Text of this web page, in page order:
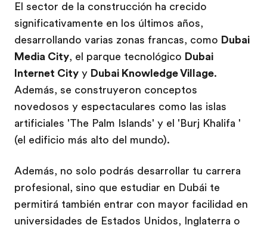
El sector de la construcción ha crecido
significativamente en los últimos años,
desarrollando varias zonas francas, como Dubai
Media City, el parque tecnológico Dubai
Internet City y Dubai Knowledge Village.
Además, se construyeron conceptos
novedosos y espectaculares como las islas
artificiales 'The Palm Islands' y el 'Burj Khalifa '
(el edificio más alto del mundo).
Además, no solo podrás desarrollar tu carrera
profesional, sino que estudiar en Dubái te
permitirá también entrar con mayor facilidad en
universidades de Estados Unidos, Inglaterra o